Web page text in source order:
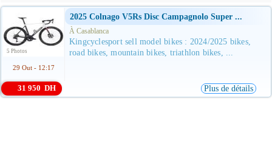
5 Photos
29 Out - 12:17
2025 Colnago V5Rs Disc Campagnolo Super ...
À Casablanca
Kingcyclesport sell model bikes : 2024/2025 bikes,
road bikes, mountain bikes, triathlon bikes, ...
31 950 DH Plus de détails